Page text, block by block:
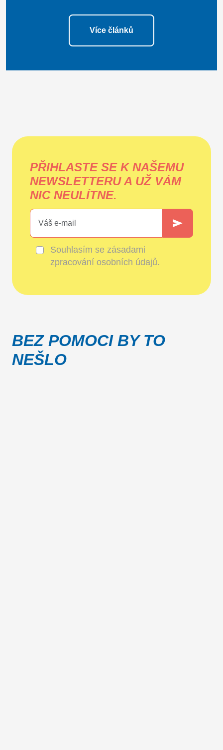
Více článků
PŘIHLASTE SE K NAŠEMU
NEWSLETTERU A UŽ VÁM
NIC NEULÍTNE.
Souhlasím se zásadami
zpracování osobních údajů.
BEZ POMOCI BY TO
NEŠLO